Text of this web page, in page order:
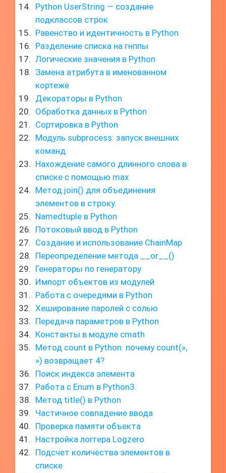
Python UserString — создание
подклассов строк
Равенство и идентичность в Python
Разделение списка на гнппы
Логические значения в Python
Замена атрибута в именованном
кортеже
Декораторы в Python
Обработка данных в Python
Сортировка в Python
Модуль subprocess: запуск внешних
команд
Нахождение самого длинного слова в
списке с помощью max
Метод join() для объединения
элементов в строку.
Namedtuple в Python
Потоковый ввод в Python
Создание и использование ChainMap
Переопределение метода __or__()
Генераторы по генератору
Импорт объектов из модулей
Работа с очередями в Python
Хеширование паролей с солью
Передача параметров в Python
Константы в модуле cmath
Метод count в Python: почему count(»,
») возвращает 4?
Поиск индекса элемента
Работа с Enum в Python3.
Метод title() в Python
Частичное совпадение ввода
Проверка памяти объекта
Настройка логгера Logzero
Подсчет количества элементов в
списке